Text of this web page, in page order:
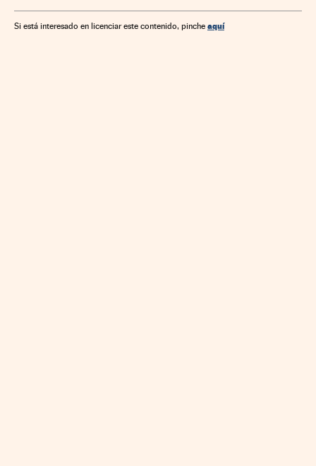
Si está interesado en licenciar este contenido, pinche aquí